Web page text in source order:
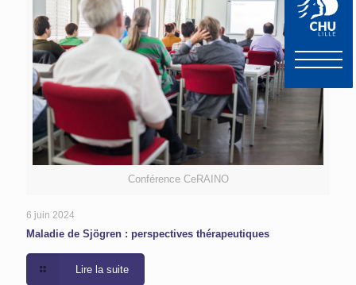
Conférence CeRAINO
6 juin 2024
Maladie de Sjögren : perspectives thérapeutiques
Lire la suite